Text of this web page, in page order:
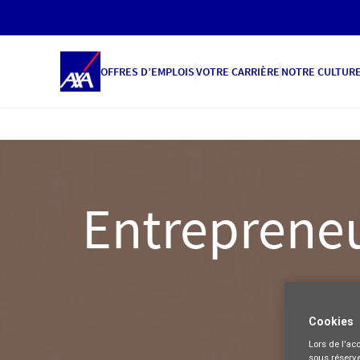
OFFRES D’EMPLOISVOTRE CARRIÈRE NOTRE CULTURE
Cookies
Lors de